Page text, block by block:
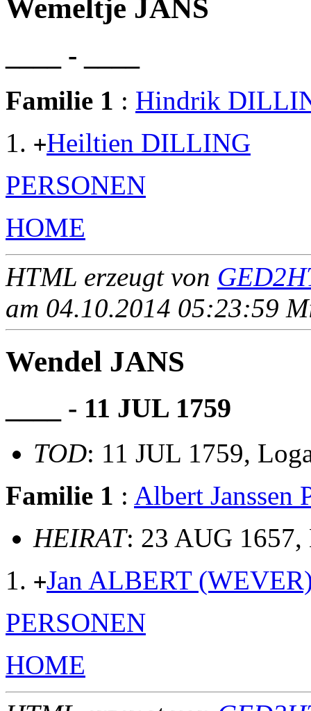
Wemeltje JANS
____ - ____
Familie 1 : Hindrik
+Heiltien DILLING
PERSONEN
HOME
HTML erzeugt von
am 04.10.2014 05:23:59
Wendel JANS
____ - 11 JUL 1759
TOD: 11 JUL 1759,
Familie 1 : Albert Janssen
HEIRAT: 23 AUG 1657,
+Jan ALBERT
PERSONEN
HOME